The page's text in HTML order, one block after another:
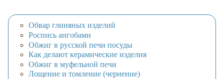
Обвар глиняных изделий
Роспись ангобами
Обжиг в русской печи посуды
Как делают керамические изделия
Обжиг в муфельной печи
Лощение и томление (чернение)